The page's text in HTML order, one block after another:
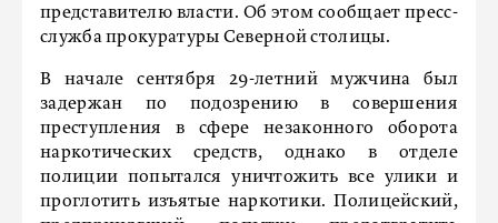
представителю власти. Об этом сообщает пресс-
служба прокуратуры Северной столицы.
В начале сентября 29-летний мужчина был
задержан по подозрению в совершения
преступления в сфере незаконного оборота
наркотических средств, однако в отделе
полиции попытался уничтожить все улики и
проглотить изъятые наркотики. Полицейский,